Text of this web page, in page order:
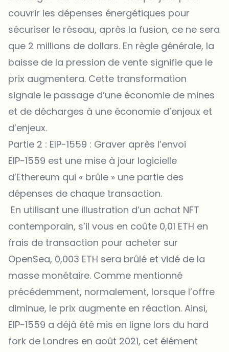
couvrir les dépenses énergétiques pour
sécuriser le réseau, après la fusion, ce ne sera
que 2 millions de dollars. En règle générale, la
baisse de la pression de vente signifie que le
prix augmentera. Cette transformation
signale le passage d’une économie de mines
et de décharges à une économie d’enjeux et
d’enjeux.
Partie 2 : EIP-1559 : Graver après l’envoi
EIP-1559 est une mise à jour logicielle
d’Ethereum qui « brûle » une partie des
dépenses de chaque transaction.
En utilisant une illustration d’un achat NFT
contemporain, s’il vous en coûte 0,01 ETH en
frais de transaction pour acheter sur
OpenSea, 0,003 ETH sera brûlé et vidé de la
masse monétaire. Comme mentionné
précédemment, normalement, lorsque l’offre
diminue, le prix augmente en réaction. Ainsi,
EIP-1559 a déjà été mis en ligne lors du hard
fork de Londres en août 2021, cet élément